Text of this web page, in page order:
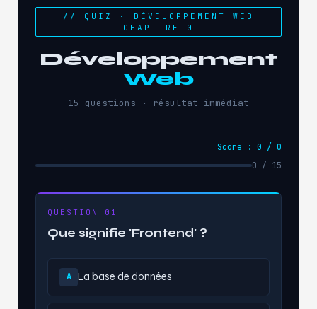
// QUIZ · DÉVELOPPEMENT WEB
CHAPITRE 0
Développement
Web
15 questions · résultat immédiat
Score : 0 / 0
0 / 15
QUESTION 01
Que signifie 'Frontend' ?
A La base de données